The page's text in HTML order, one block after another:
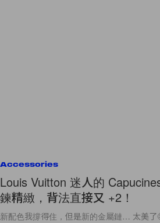
Accessories
Louis Vuitton 迷人的
鍊精緻，背法直接又 +2！
新配色我撐得住，但是新的金屬鏈… 太美了